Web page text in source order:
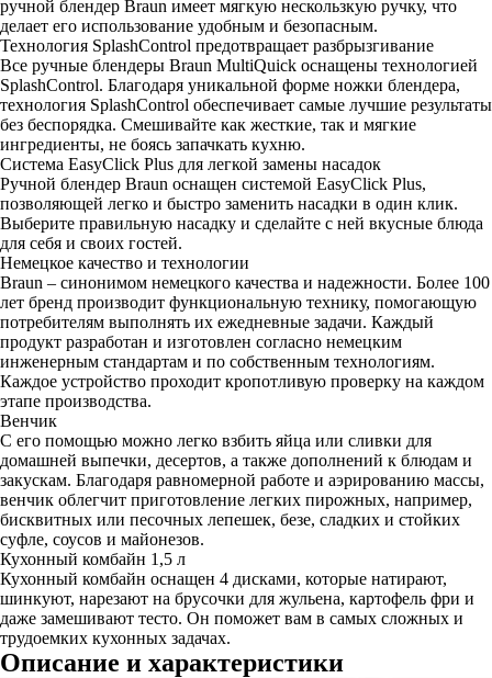
ручной блендер Braun имеет мягкую нескользкую ручку, что
делает его использование удобным и безопасным.
Технология SplashControl предотвращает разбрызгивание
Все ручные блендеры Braun MultiQuick оснащены технологией
SplashControl. Благодаря уникальной форме ножки блендера,
технология SplashControl обеспечивает самые лучшие результаты
без беспорядка. Смешивайте как жесткие, так и мягкие
ингредиенты, не боясь запачкать кухню.
Система EasyClick Plus для легкой замены насадок
Ручной блендер Braun оснащен системой EasyClick Plus,
позволяющей легко и быстро заменить насадки в один клик.
Выберите правильную насадку и сделайте с ней вкусные блюда
для себя и своих гостей.
Немецкое качество и технологии
Braun – синонимом немецкого качества и надежности. Более 100
лет бренд производит функциональную технику, помогающую
потребителям выполнять их ежедневные задачи. Каждый
продукт разработан и изготовлен согласно немецким
инженерным стандартам и по собственным технологиям.
Каждое устройство проходит кропотливую проверку на каждом
этапе производства.
Венчик
С его помощью можно легко взбить яйца или сливки для
домашней выпечки, десертов, а также дополнений к блюдам и
закускам. Благодаря равномерной работе и аэрированию массы,
венчик облегчит приготовление легких пирожных, например,
бисквитных или песочных лепешек, безе, сладких и стойких
суфле, соусов и майонезов.
Кухонный комбайн 1,5 л
Кухонный комбайн оснащен 4 дисками, которые натирают,
шинкуют, нарезают на брусочки для жульена, картофель фри и
даже замешивают тесто. Он поможет вам в самых сложных и
трудоемких кухонных задачах.
Описание и характеристики